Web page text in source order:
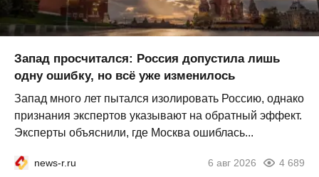
Запад просчитался: Россия допустила лишь
одну ошибку, но всё уже изменилось
Запад много лет пытался изолировать Россию, однако
признания экспертов указывают на обратный эффект.
Эксперты объяснили, где Москва ошиблась...
news-r.ru 6 авг 2026 4 689